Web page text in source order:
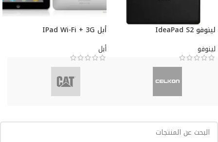
لينوفو IdeaPad S2
لينوفو
أبل IPad Wi-Fi + 3G
أبل